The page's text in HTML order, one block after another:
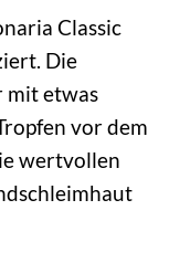
Classic
Die
mit etwas
vor dem
wertvollen